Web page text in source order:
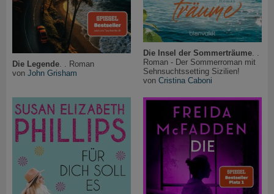
Die Legende . . Roman
von John Grisham
Die Insel der Sommerträume. .
Roman - Der Sommerroman mit
Sehnsuchtssetting Sizilien!
von Cristina Caboni